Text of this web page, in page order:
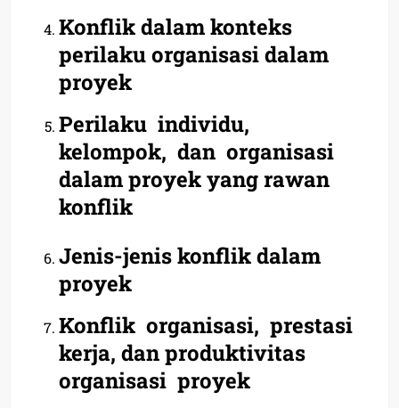
Konflik dalam konteks
perilaku organisasi dalam
proyek
Perilaku individu,
kelompok, dan organisasi
dalam proyek yangrawan
konflik
Jenis-jenis konflik dalam
proyek
Konflik organisasi, prestasi
kerja, dan produktivitas
organisasi proyek